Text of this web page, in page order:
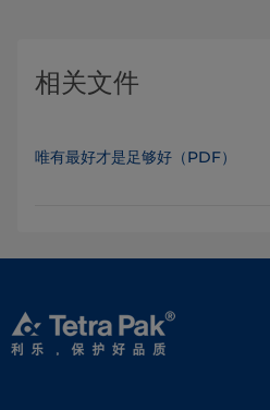
相关文件
唯有最好才是足够好（PDF）